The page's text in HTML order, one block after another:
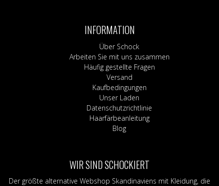
können
Produktseite
INFORMATION
Über Schock
Arbeiten Sie mit uns zusammen
Häufig gestellte Fragen
Versand
Kaufbedingungen
Unser Laden
Datenschutzrichtlinie
Haarfärbeanleitung
Blog
WIR SIND SCHOCKIERT
Der größte alternative Webshop Skandinaviens mit Kleidung, die